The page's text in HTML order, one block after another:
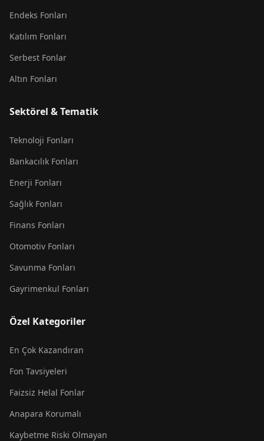
Endeks Fonları
Katılım Fonları
Serbest Fonlar
Altın Fonları
Sektörel & Tematik
Teknoloji Fonları
Bankacılık Fonları
Enerji Fonları
Sağlık Fonları
Finans Fonları
Otomotiv Fonları
Savunma Fonları
Gayrimenkul Fonları
Özel Kategoriler
En Çok Kazandıran
Fon Tavsiyeleri
Faizsiz Helal Fonlar
Anapara Korumalı
Kaybetme Riski Olmayan